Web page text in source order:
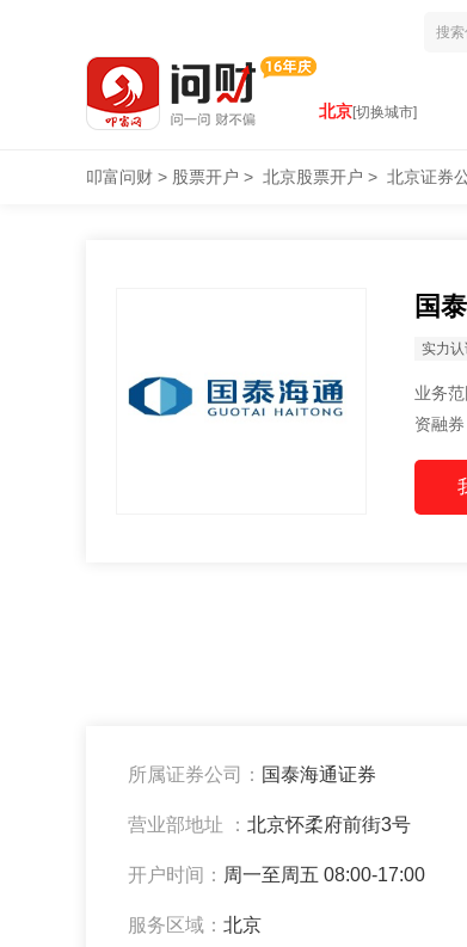
北京[切换城市]
叩富问财 > 股票开户 > 北京股票开户 > 北京证券
国
实力
业务范围： 沪深A股、B股，国债代理买卖，开方式基金代
资融
所属证券公司： 国泰海通证券
营业部地址 ： 北京怀柔府前街3号
开户时间： 周一至周五 08:00-17:00
服务区域： 北京